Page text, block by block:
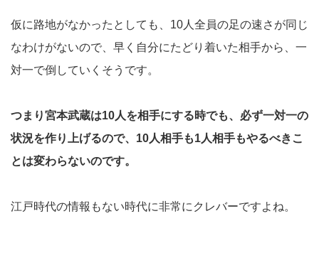
仮に路地がなかったとしても、10人全員の足の速さが同じ
なわけがないので、早く自分にたどり着いた相手から、一
対一で倒していくそうです。
つまり宮本武蔵は10人を相手にする時でも、必ず一対一の
状況を作り上げるので、10人相手も1人相手もやるべきこ
とは変わらないのです。
江戸時代の情報もない時代に非常にクレバーですよね。